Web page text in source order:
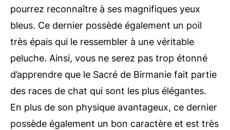
pourrez reconnaître à ses magnifiques yeux
bleus. Ce dernier possède également un poil
très épais qui le ressembler à une véritable
peluche. Ainsi, vous ne serez pas trop étonné
d’apprendre que le Sacré de Birmanie fait partie
des races de chat qui sont les plus élégantes.
En plus de son physique avantageux, ce dernier
possède également un bon caractère et est très